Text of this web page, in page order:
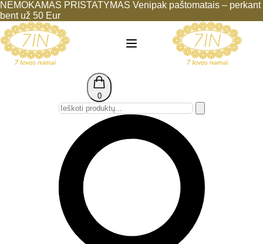
NEMOKAMAS PRISTATYMAS Venipak paštomatais – perkant
bent už 50 Eur
0